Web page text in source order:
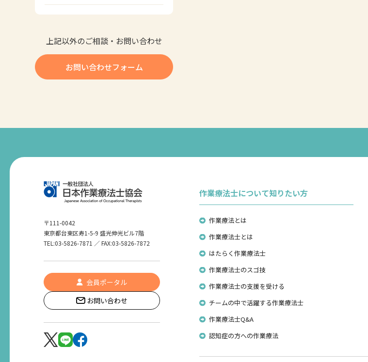
上記以外のご相談・お問い合わせ
お問い合わせフォーム
〒111-0042
東京都台東区寿1-5-9 盛光伸光ビル7階
TEL:03-5826-7871 ／ FAX:03-5826-7872
会員ポータル
お問い合わせ
作業療法士について知りたい方
作業療法とは
作業療法士とは
はたらく作業療法士
作業療法士のスゴ技
作業療法士の支援を受ける
チームの中で活躍する作業療法士
作業療法士Q&A
認知症の方への作業療法